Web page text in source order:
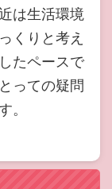
は生活環境
くりと考え
たペースで
っての疑問
。